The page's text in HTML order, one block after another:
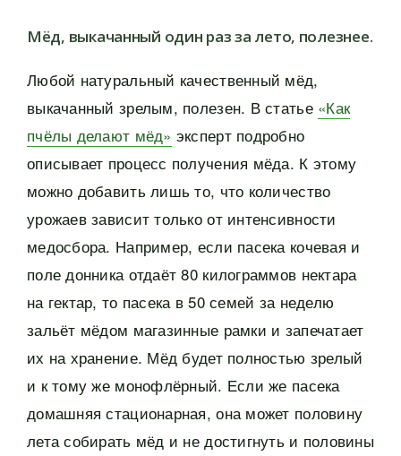
Мёд, выкачанный один раз за лето, полезнее.
Любой натуральный качественный мёд,
выкачанный зрелым, полезен. В статье «Как
пчёлы делают мёд» эксперт подробно
описывает процесс получения мёда. К этому
можно добавить лишь то, что количество
урожаев зависит только от интенсивности
медосбора. Например, если пасека кочевая и
поле донника отдаёт 80 килограммов нектара
на гектар, то пасека в 50 семей за неделю
зальёт мёдом магазинные рамки и запечатает
их на хранение. Мёд будет полностью зрелый
и к тому же монофлёрный. Если же пасека
домашняя стационарная, она может половину
лета собирать мёд и не достигнуть и половины